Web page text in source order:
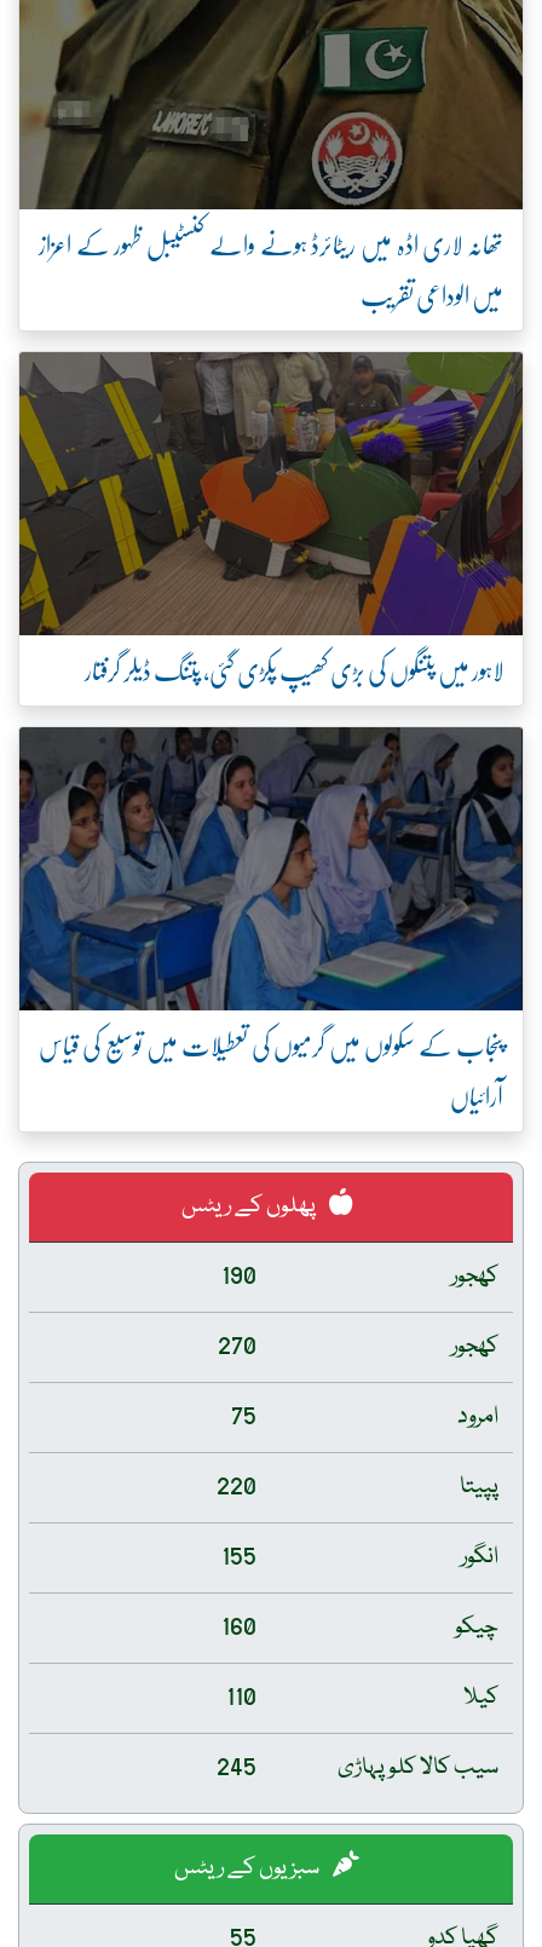
تھانہ لاری اڈہ میں ریٹائرڈ ہونے والے کنسٹیبل ظہور کے اعزاز
میں الوداعی تقریب
لاہور میں پتنگوں کی بڑی کھیپ پکڑی گئی، پتنگ ڈیلر گرفتار
پنجاب کے سکولوں میں گرمیوں کی تعطیلات میں توسیع کی قیاس
آرائیاں
پھلوں کے ریٹس
کھجور
190
کھجور
270
امرود
75
پپیتا
220
انگور
155
چیکو
160
کیلا
110
سیب کالا کلو پہاڑی
245
سبزیوں کے ریٹس
گھیا کدو
55